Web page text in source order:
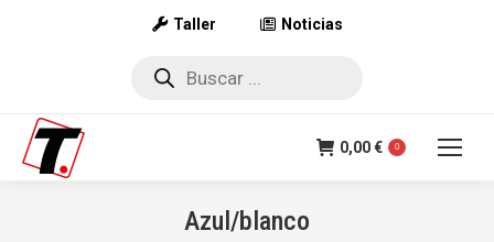
Taller Noticias
Búsqueda
0,00€ 0
Azul/blanco